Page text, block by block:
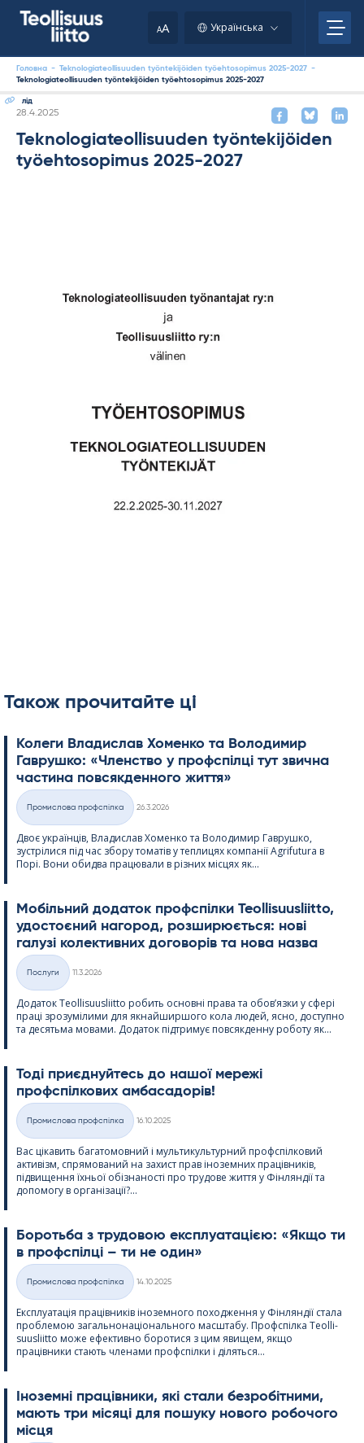
AA Українська
Головна - Teknologiateollisuuden työntekijöiden työehtosopimus 2025-2027 -
Teknologiateollisuuden työntekijöiden työehtosopimus 2025-2027
лід
Kirjoitettu
28.4.2025
Teknologiateollisuuden työntekijöiden
työehtosopimus 2025-2027
Також прочитайте ці
Колеги Владислав Хоменко та Володимир
Гаврушко: «Членство у профспілці тут звична
частина повсякденного життя»
Категорії
Промислова профспілка
26.3.2026
Двоє українців, Владислав Хоменко та Володимир Гаврушко,
зустрілися під час збору томатів у теплицях компанії Agri­fu­tura в
Порі. Вони обидва працювали в різних місцях як...
Мобільний додаток профспілки Teol­li­suus­liitto,
удостоєний нагород, розширюється: нові
галузі колективних договорів та нова назва
Категорії
Послуги
11.3.2026
Додаток Teol­li­suus­liitto робить основні права та обов’язки у сфері
праці зрозумілими для якнайширшого кола людей, ясно, доступно
та десятьма мовами. Додаток підтримує повсякденну роботу як...
Тоді приєднуйтесь до нашої мережі
профспілкових амбасадорів!
Категорії
Промислова профспілка
16.10.2025
Вас цікавить багатомовний і мультикультурний профспілковий
активізм, спрямований на захист прав іноземних працівників,
підвищення їхньої обізнаності про трудове життя у Фінляндії та
допомогу в організації?...
Боротьба з трудовою експлуатацією: «Якщо ти
в профспілці – ти не один»
Категорії
Промислова профспілка
14.10.2025
Експлуатація працівників іноземного походження у Фінляндії стала
проблемою загальнонаціонального масштабу. Профспілка Teol­li­
suus­liitto може ефективно боротися з цим явищем, якщо
працівники стають членами профспілки і діляться...
Іноземні працівники, які стали безробітними,
мають три місяці для пошуку нового робочого
місця